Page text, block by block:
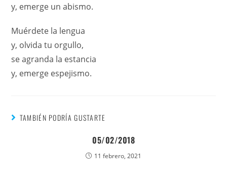
y, emerge un abismo.
Muérdete la lengua
y, olvida tu orgullo,
se agranda la estancia
y, emerge espejismo.
TAMBIÉN PODRÍA GUSTARTE
05/02/2018
11 febrero, 2021